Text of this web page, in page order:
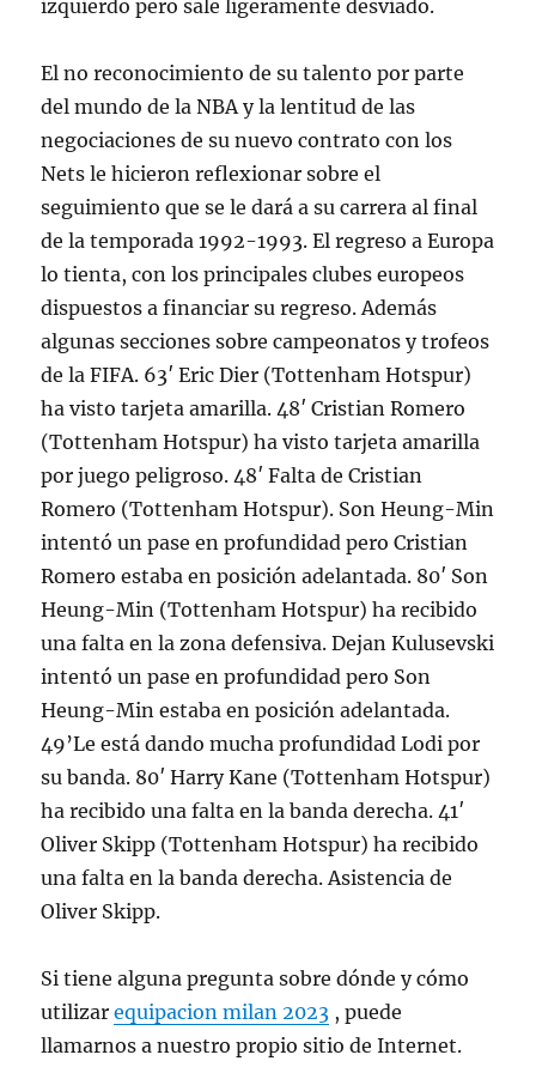
izquierdo pero sale ligeramente desviado.
El no reconocimiento de su talento por parte
del mundo de la NBA y la lentitud de las
negociaciones de su nuevo contrato con los
Nets le hicieron reflexionar sobre el
seguimiento que se le dará a su carrera al final
de la temporada 1992-1993. El regreso a Europa
lo tienta, con los principales clubes europeos
dispuestos a financiar su regreso. Además
algunas secciones sobre campeonatos y trofeos
de la FIFA. 63′ Eric Dier (Tottenham Hotspur)
ha visto tarjeta amarilla. 48′ Cristian Romero
(Tottenham Hotspur) ha visto tarjeta amarilla
por juego peligroso. 48′ Falta de Cristian
Romero (Tottenham Hotspur). Son Heung-Min
intentó un pase en profundidad pero Cristian
Romero estaba en posición adelantada. 80′ Son
Heung-Min (Tottenham Hotspur) ha recibido
una falta en la zona defensiva. Dejan Kulusevski
intentó un pase en profundidad pero Son
Heung-Min estaba en posición adelantada.
49’Le está dando mucha profundidad Lodi por
su banda. 80′ Harry Kane (Tottenham Hotspur)
ha recibido una falta en la banda derecha. 41′
Oliver Skipp (Tottenham Hotspur) ha recibido
una falta en la banda derecha. Asistencia de
Oliver Skipp.
Si tiene alguna pregunta sobre dónde y cómo
utilizarequipacion milan 2023 , puede
llamarnos a nuestro propio sitio de Internet.